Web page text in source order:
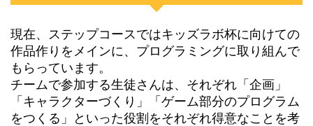
現在、ステップコースではキッズラボ杯に向けての
作品作りをメインに、プログラミングに取り組んで
もらっています。
チームで参加する生徒さんは、それぞれ「企画」
「キャラクターづくり」「ゲーム部分のプログラム
をつくる」といった役割をそれぞれ得意なことを考